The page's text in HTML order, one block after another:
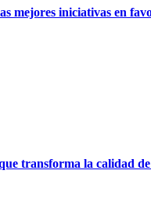
mejores iniciativas en
transforma la calidad